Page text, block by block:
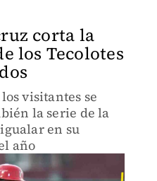
corta la
los Tecolotes
visitantes se
la serie de la
en su
año